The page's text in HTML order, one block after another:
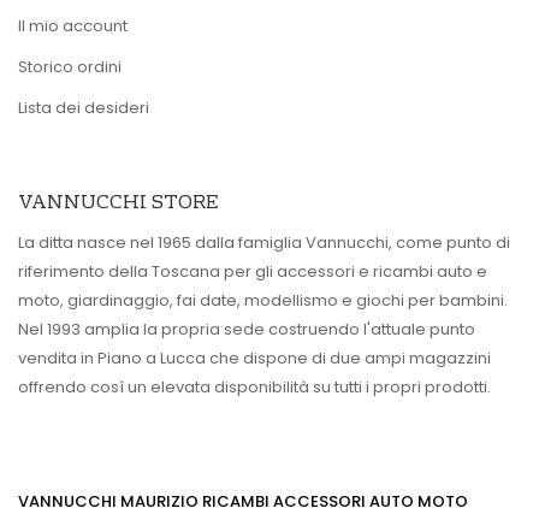
Il mio account
Storico ordini
Lista dei desideri
VANNUCCHI STORE
La ditta nasce nel 1965 dalla famiglia Vannucchi, come punto di
riferimento della Toscana per gli accessori e ricambi auto e
moto, giardinaggio, fai date, modellismo e giochi per bambini.
Nel 1993 amplia la propria sede costruendo l'attuale punto
vendita in Piano a Lucca che dispone di due ampi magazzini
offrendo così un elevata disponibilità su tutti i propri prodotti.
VANNUCCHI MAURIZIO RICAMBI ACCESSORI AUTO MOTO